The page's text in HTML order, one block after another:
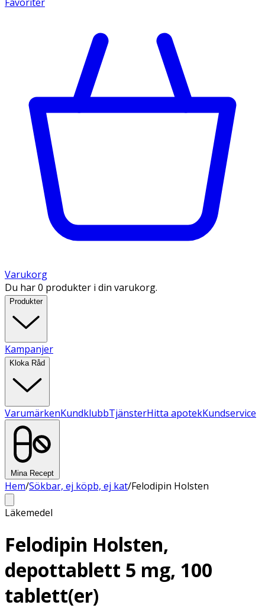
Varukorg
Du har 0 produkter i din varukorg.
Produkter
Kampanjer
Kloka Råd
VarumärkenKundklubbTjänsterHitta apotekKundservice
Mina Recept
Hem/Sökbar, ej köpb, ej kat/Felodipin Holsten
Läkemedel
Felodipin Holsten,
depottablett 5 mg, 100
tablett(er)